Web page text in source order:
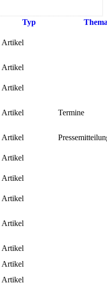
Typ
Artikel
Artikel
Artikel
Artikel Termine
Artikel
Artikel
Artikel
Artikel
Artikel
Artikel
Artikel
Artikel